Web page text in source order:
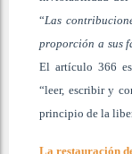
“Las
proporción a sus
El artículo 366
“leer, escribir y
principio de la
La restauración